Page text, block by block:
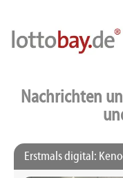
Nachrichten
Erstmals digital: